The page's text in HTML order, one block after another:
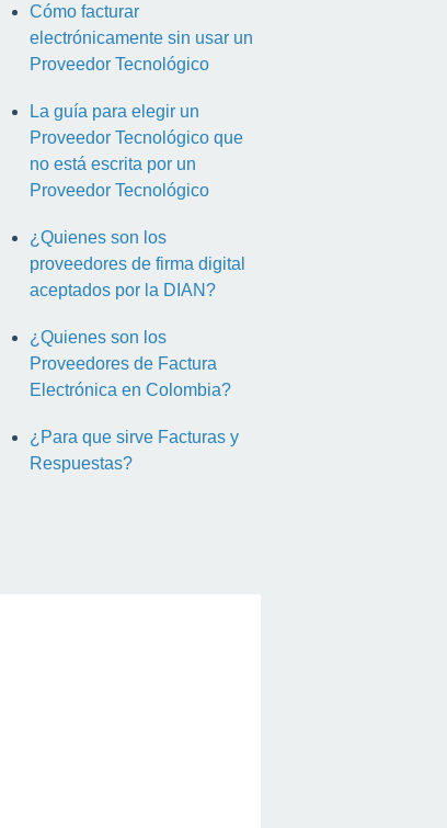
Cómo facturar
electrónicamente sin usar un
Proveedor Tecnológico
La guía para elegir un
Proveedor Tecnológico que
no está escrita por un
Proveedor Tecnológico
¿Quienes son los
proveedores de firma digital
aceptados por la DIAN?
¿Quienes son los
Proveedores de Factura
Electrónica en Colombia?
¿Para que sirve Facturas y
Respuestas?